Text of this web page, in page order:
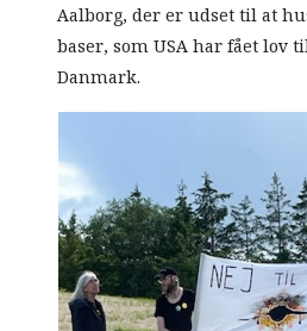
Aalborg, der er udset til at
baser, som USA har fået lov
Danmark.